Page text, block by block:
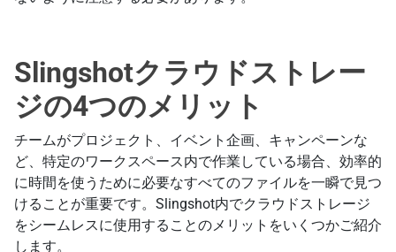
Slingshotクラウドストレー
ジの4つのメリット
チームがプロジェクト、イベント企画、キャンペーンな
ど、特定のワークスペース内で作業している場合、効率的
に時間を使うために必要なすべてのファイルを一瞬で見つ
けることが重要です。Slingshot内でクラウドストレージ
をシームレスに使用することのメリットをいくつかご紹介
します。